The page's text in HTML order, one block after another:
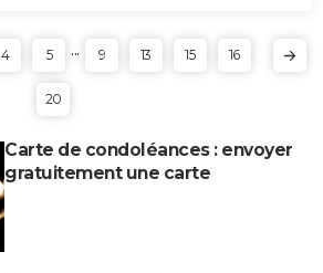
4 5 ... 9 13 15 16
20
Carte de condoléances : envoyer
gratuitement une carte